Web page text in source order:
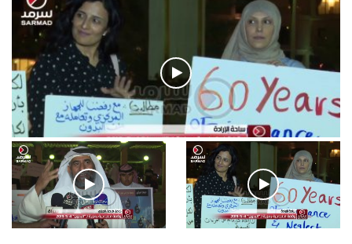
فيديو
.وقفة احتجاجية رمزية لـ”#البدون” في ساحة الإرادة 4-5-2019.
الأحد 5 مايو 2019